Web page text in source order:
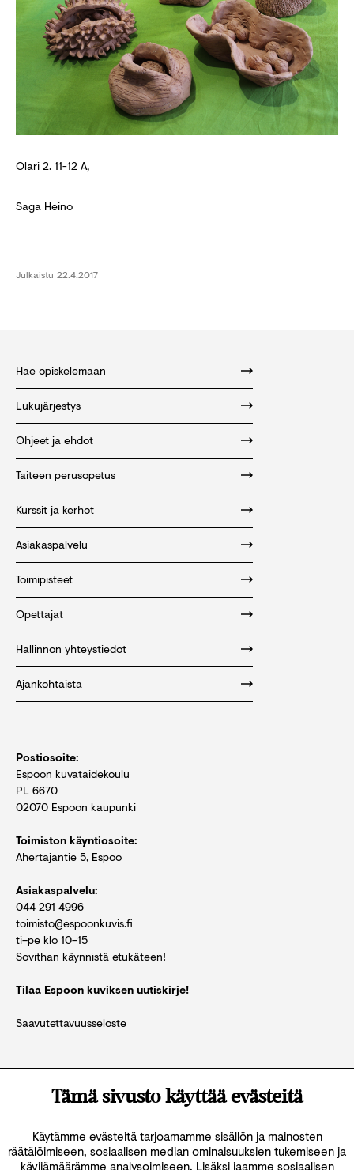
Tämä sivusto käyttää evästeitä
Käytämme evästeitä tarjoamamme sisällön ja mainosten
räätälöimiseen, sosiaalisen median ominaisuuksien tukemiseen ja
kävijämäärämme analysoimiseen. Lisäksi jaamme sosiaalisen
Olari 2. 11-12 A,
Saga Heino
Julkaistu 22.4.2017
Hae opiskelemaan
Lukujärjestys
Ohjeet ja ehdot
Taiteen perusopetus
Kurssit ja kerhot
Asiakaspalvelu
Toimipisteet
Opettajat
Hallinnon yhteystiedot
Ajankohtaista
Postiosoite:
Espoon kuvataidekoulu
PL 6670
02070 Espoon kaupunki
Toimiston käyntiosoite:
Ahertajantie 5, Espoo
Asiakaspalvelu:
044 291 4996
toimisto@espoonkuvis.fi
ti–pe klo 10–15
Sovithan käynnistä etukäteen!
Tilaa Espoon kuviksen uutiskirje!
Saavutettavuusseloste